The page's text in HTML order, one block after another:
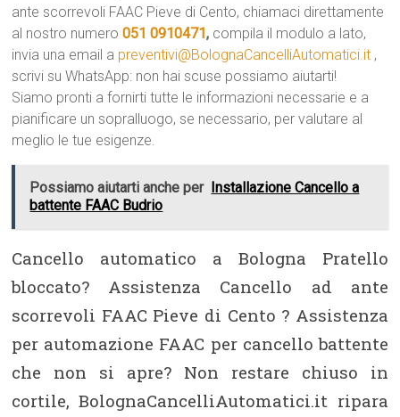
ante scorrevoli FAAC Pieve di Cento, chiamaci direttamente
al nostro numero051 0910471, compila il modulo a lato,
invia una email a preventivi@BolognaCancelliAutomatici.it ,
scrivi su WhatsApp: non hai scuse possiamo aiutarti!
Siamo pronti a fornirti tutte le informazioni necessarie e a
pianificare un sopralluogo, se necessario, per valutare al
meglio le tue esigenze.
Possiamo aiutarti anche per Installazione Cancello a
battente FAAC Budrio
Cancello automatico a Bologna Pratello
bloccato? Assistenza Cancello ad ante
scorrevoli FAAC Pieve di Cento ? Assistenza
per automazione FAAC per cancello battente
che non si apre? Non restare chiuso in
cortile, BolognaCancelliAutomatici.it ripara